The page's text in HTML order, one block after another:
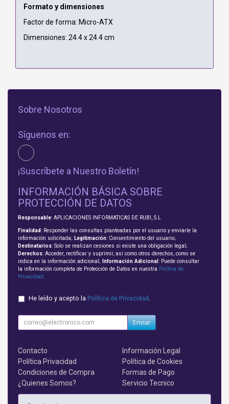
Formato y dimensiones
Factor de forma: Micro-ATX
Dimensiones: 24.4 x 24.4 cm
Sobre Nosotros
Síguenos en:
¡Suscríbete a Nuestro Boletín!
INFORMACIÓN BÁSICA SOBRE
PROTECCIÓN DE DATOS
Responsable: APLICACIONES INFORMATICAS DE RUBI, S.L
Finalidad: Responder las consultas planteadas por el usuario y enviarle la
información solicitada; Legitimación: Consentimiento del usuario;
Destinatarios: Solo se realizan cesiones si existe una obligación legal;
Derechos: Acceder, rectificar y suprimir, así como otros derechos, como se
indica en la información adicional;
Información Adicional : Puede consultar
la información completa de Protección de Datos en nuestra Política de
Privacidad
He leído y acepto la Política de Privacidad
Enviar
Contacto
Información Legal
Política Privacidad
Política de Cookies
Condiciones de Compra
Formas de Pago
¿Quienes Somos?
Servicio Tecnico